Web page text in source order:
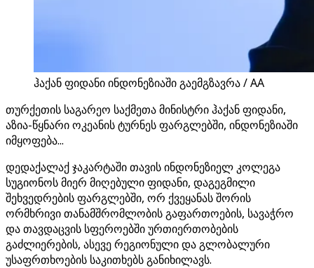
ჰაქან ფიდანი ინდონეზიაში გაემგზავრა / AA
თურქეთის საგარეო საქმეთა მინისტრი ჰაქან ფიდანი,
აზია-წყნარი ოკეანის ტურნეს ფარგლებში, ინდონეზიაში
იმყოფება...
დედაქალაქ ჯაკარტაში თავის ინდონეზიელ კოლეგა
სუგიონოს მიერ მიღებული ფიდანი, დაგეგმილი
შეხვედრების ფარგლებში, ორ ქვეყანას შორის
ორმხრივი თანამშრომლობის გაფართოების, სავაჭრო
და თავდაცვის სფეროებში ურთიერთობების
გაძლიერების, ასევე რეგიონული და გლობალური
უსაფრთხოების საკითხებს განიხილავს.